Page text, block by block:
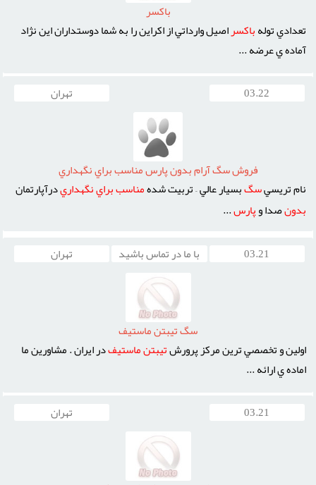
باکسر
تعدادي تولهباکسراصيل وارداتي از اکراين را به شما دوستداران اين نژاد
آماده ي عرضه ...
03.22 تهران
فروش سگ آرام بدون پارس مناسب براي نگهداري
نام تريسيسگبسيار عالي – تربيت شدهمناسببراينگهداريدرآپارتمان
بدونصدا وپارس...
03.21 با ما در تماس باشید تهران
سگ تيبتن ماستيف
اولين و تخصصي ترين مرکز پرورشتيبتنماستيفدر ايران . مشاورين ما
اماده ي ارائه ...
03.21 تهران